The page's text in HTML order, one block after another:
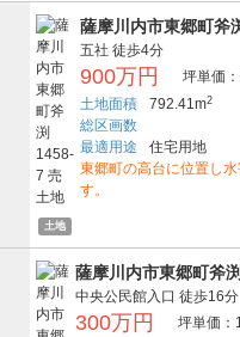
土地
薩摩川内市東郷町斧
五社 徒歩4分
900万円
坪単価
土地面積
792.41m2
総区画数
最適用途
住宅用地
東郷町の高台に位置し
す。
薩摩川内市東郷町斧渕
中央公民館入口 徒歩16分
300万円
坪単価：